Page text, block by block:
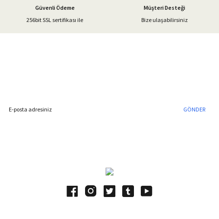
Gönder
Güvenli Ödeme
256bit SSL sertifikası ile
Müşteri Desteği
Bize ulaşabilirsiniz
GÖNDER